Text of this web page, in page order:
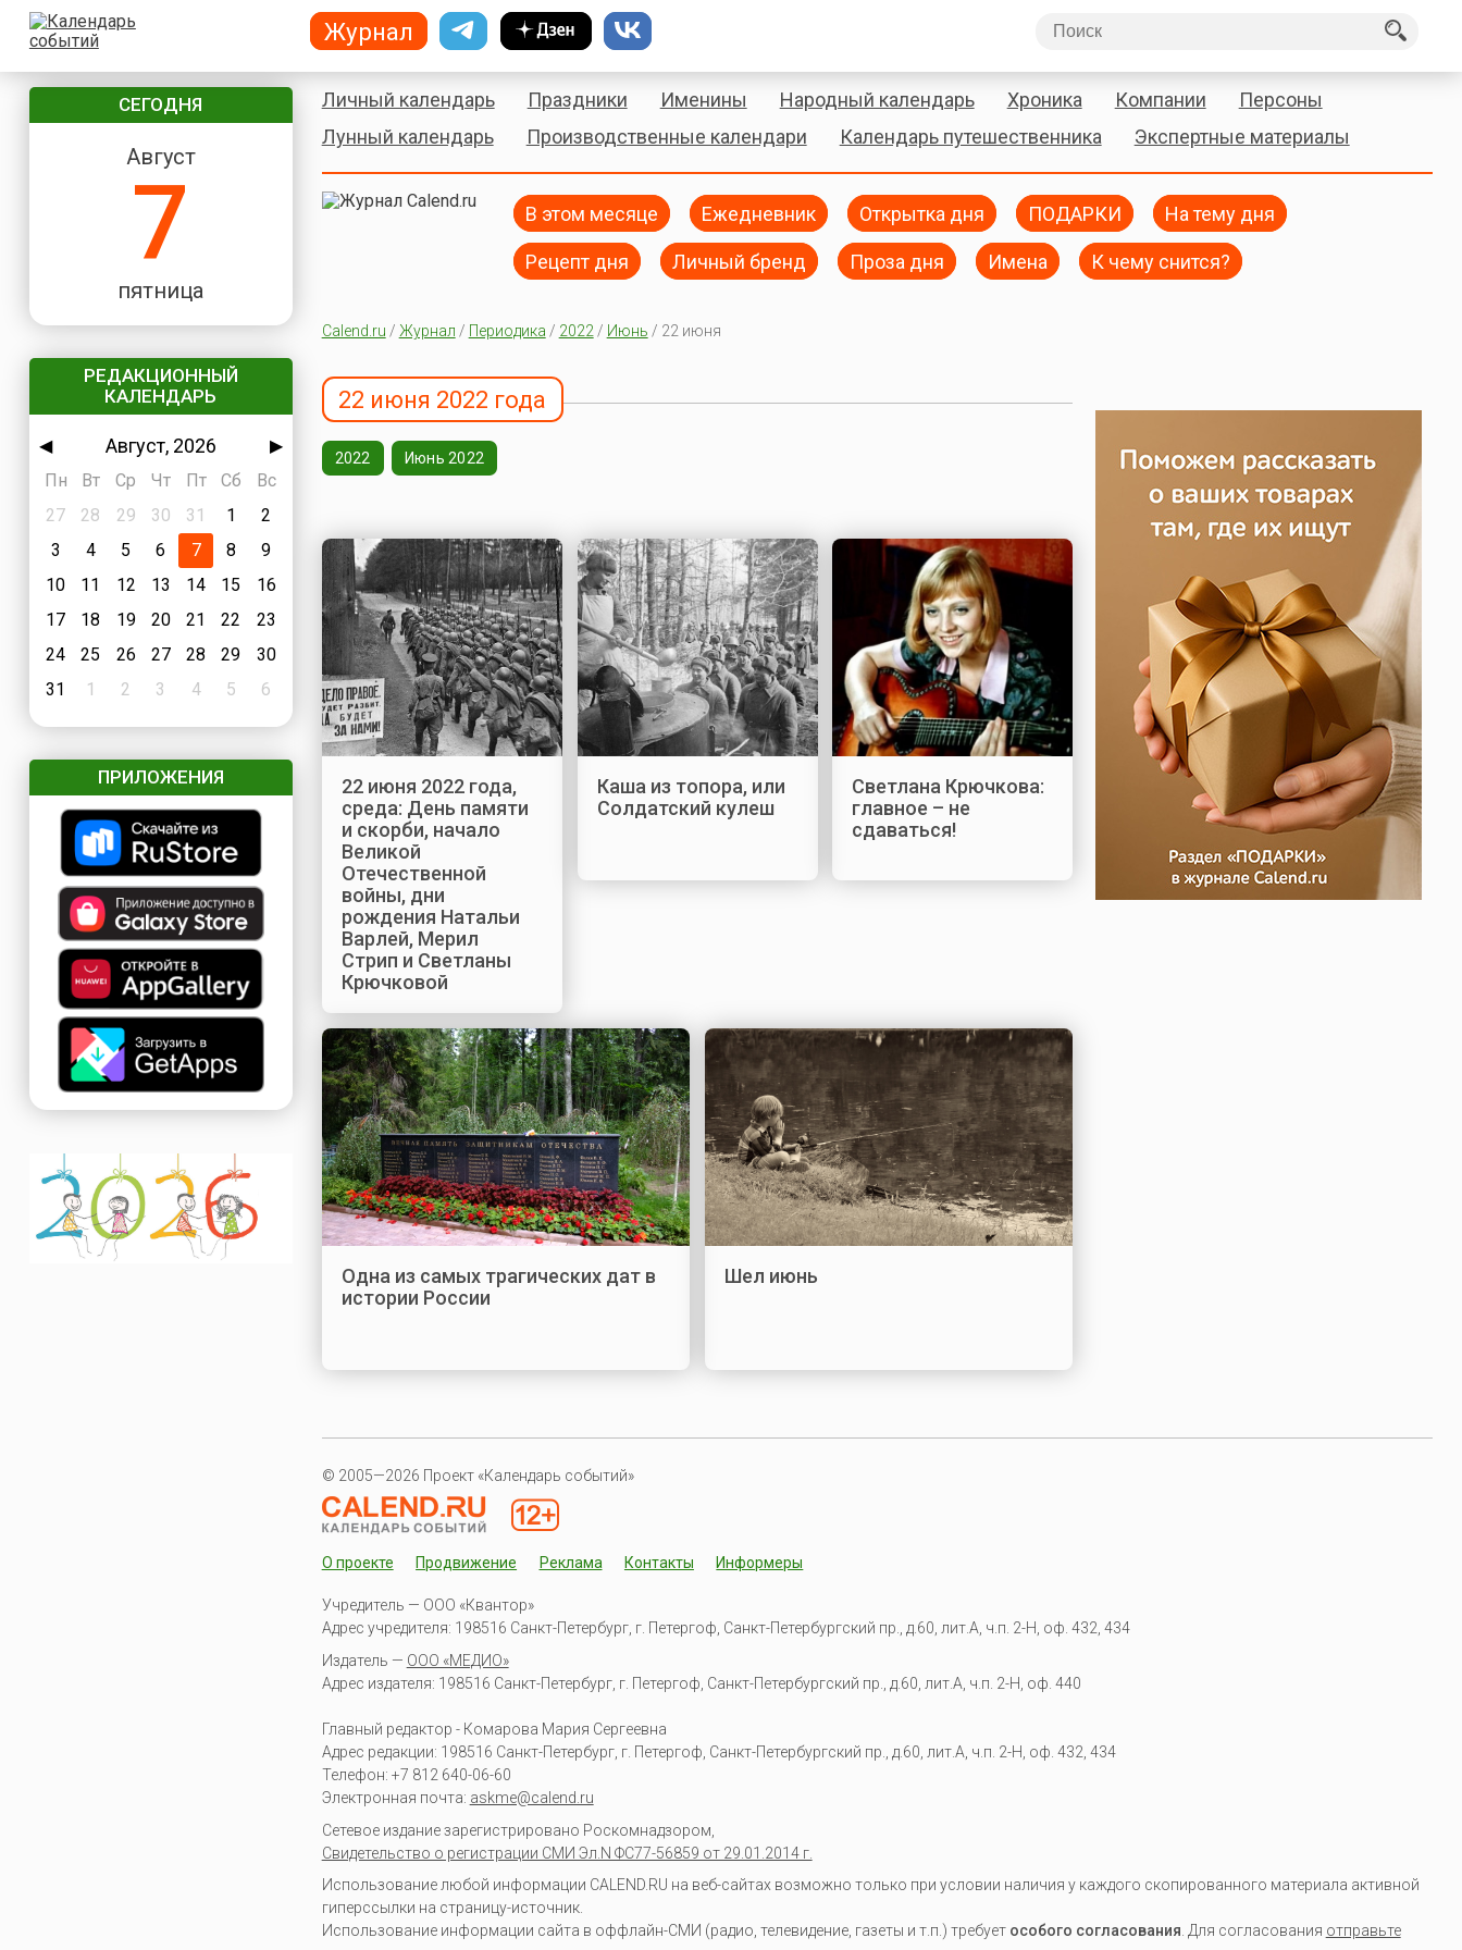
СЕГОДНЯ
Август
7
пятница
РЕДАКЦИОННЫЙ
КАЛЕНДАРЬ
◀ Август, 2026
▶
Пн
Вт Ср Чт Пт Сб
Вс
27
28 29 30 31 1
2
3
4 5 6 7 8
9
10
11 12 13 14 15
16
17
18 19 20 21 22
23
24
25 26 27 28 29
30
31
1 2 3 4 5 6
ПРИЛОЖЕНИЯ
Личный календарь Праздники Именины Народный календарь Хроника Компании
Персоны
Лунный календарь
Производственные календари Календарь путешественника Экспертные материалы
В этом месяце Ежедневник Открытка дня ПОДАРКИ На тему дня
Рецепт дня Личный бренд Проза дня Имена К чему снится?
Calend.ru / Журнал / Периодика / 2022 / Июнь / 22 июня
22 июня 2022 года
2022 Июнь 2022
22 июня 2022 года,
среда: День памяти
и скорби, начало
Великой
Отечественной
войны, дни
рождения Натальи
Варлей, Мерил
Стрип и Светланы
Крючковой
Каша из топора, или
Солдатский кулеш
Светлана Крючкова:
главное – не
сдаваться!
Одна из самых трагических дат в
истории России
Шел июнь
© 2005—2026 Проект «Календарь событий»
О проекте Продвижение Реклама Контакты Информеры
Учредитель — ООО «Квантор»
Адрес учредителя: 198516 Санкт-Петербург, г. Петергоф, Санкт-Петербургский пр., д.60, лит.А, ч.п. 2-Н, оф. 432, 434
Издатель — ООО «МЕДИО»
Адрес издателя: 198516 Санкт-Петербург, г. Петергоф, Санкт-Петербургский пр., д.60, лит.А, ч.п. 2-Н, оф. 440
Главный редактор - Комарова Мария Сергеевна
Адрес редакции: 198516 Санкт-Петербург, г. Петергоф Санкт-Петербургский пр., д.60, лит.А, ч.п. 2-Н, оф. 432, 434
Телефон: +7 812 640-06-60
Электронная почта: askme@calend.ru
Сетевое издание зарегистрировано Роскомнадзором,
Свидетельство о регистрации СМИ Эл.N ФС77-56859 от 29.01.2014 г.
Использование любой информации CALEND.RU на веб-сайтах возможно только при условии наличия у каждого скопированного материала активной
гиперссылки на страницу-источник.
Использование информации сайта в оффлайн-СМИ (радио, телевидение, газеты и т.п.) требует особого согласования. Для согласования отправьте
Журнал